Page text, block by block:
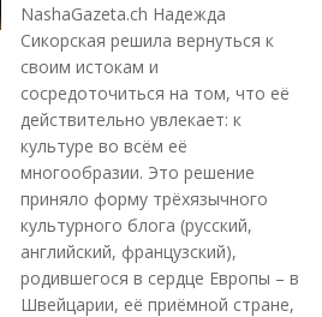
NashaGazeta.ch Надежда
Сикорская решила вернуться к
своим истокам и
сосредоточиться на том, что её
действительно увлекает: к
культуре во всём её
многообразии. Это решение
приняло форму трёхязычного
культурного блога (русский,
английский, французский),
родившегося в сердце Европы – в
Швейцарии, её приёмной стране,